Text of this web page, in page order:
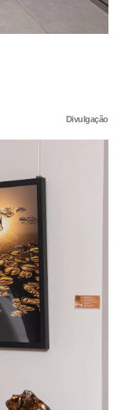
Divulgação